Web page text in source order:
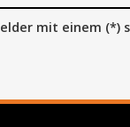
mit einem (*)